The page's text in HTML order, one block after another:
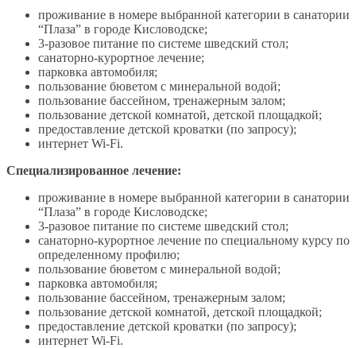
проживание в номере выбранной категории в санатории
“Плаза” в городе Кисловодске;
3-разовое питание по системе шведский стол;
санаторно-курортное лечение;
парковка автомобиля;
пользование бюветом с минеральной водой;
пользование бассейном, тренажерным залом;
пользование детской комнатой, детской площадкой;
предоставление детской кроватки (по запросу);
интернет Wi-Fi.
Специализированное лечение:
проживание в номере выбранной категории в санатории
“Плаза” в городе Кисловодске;
3-разовое питание по системе шведский стол;
санаторно-курортное лечение по специальному курсу по
определенному профилю;
пользование бюветом с минеральной водой;
парковка автомобиля;
пользование бассейном, тренажерным залом;
пользование детской комнатой, детской площадкой;
предоставление детской кроватки (по запросу);
интернет Wi-Fi.